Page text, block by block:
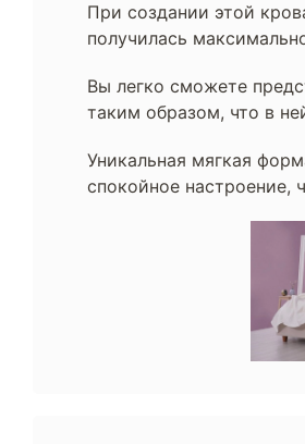
При создании этой
получилась
Вы легко сможете
таким образом, что в
Уникальная мягкая
спокойное настроение,